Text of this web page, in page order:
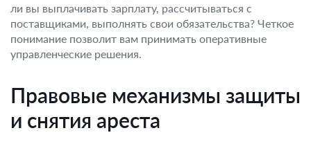
ли вы выплачивать зарплату, рассчитываться с
поставщиками, выполнять свои обязательства? Четкое
понимание позволит вам принимать оперативные
управленческие решения.
Правовые механизмы защиты
и снятия ареста